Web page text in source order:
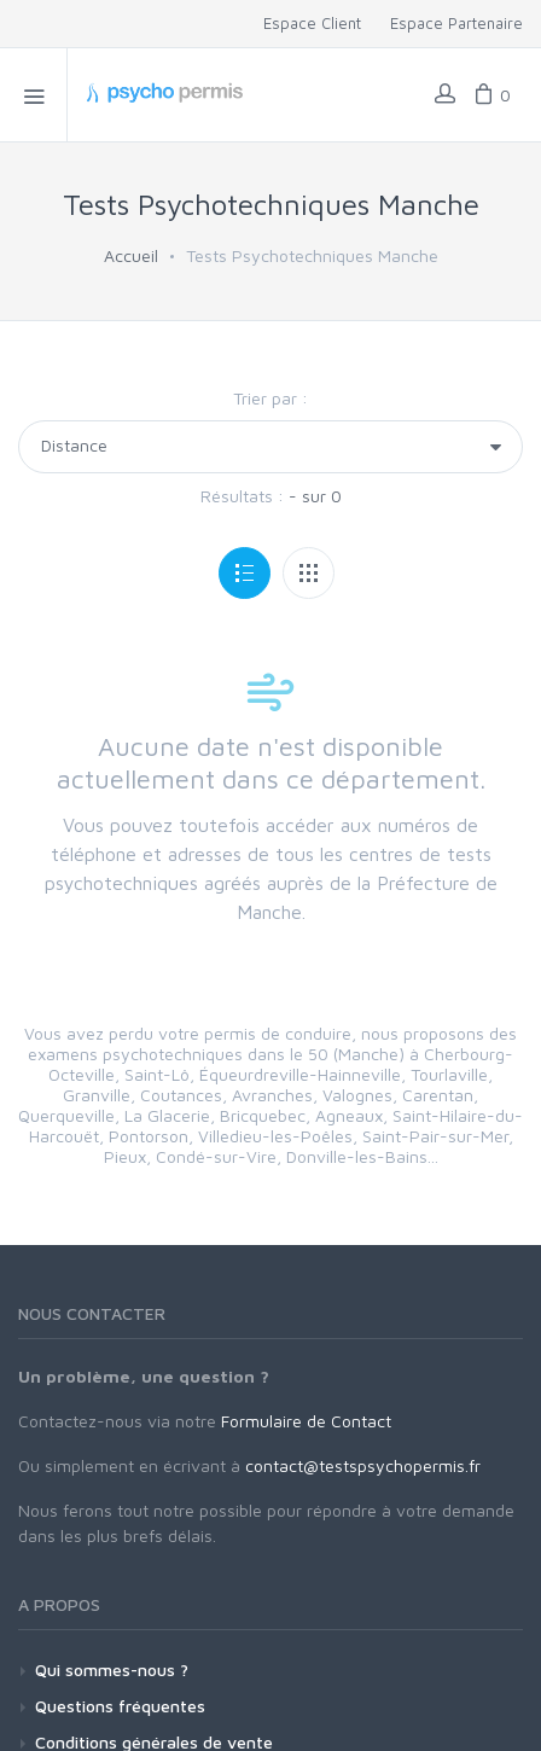
Espace Client Espace Partenaire
0
Tests Psychotechniques Manche
Accueil Tests Psychotechniques Manche
Trier par :
Résultats : - sur 0
Aucune date n'est disponible
actuellement dans ce département.
Vous pouvez toutefois accéder aux numéros de
téléphone et adresses de tous les centres de tests
psychotechniques agréés auprès de la Préfecture de
Manche.
Vous avez perdu votre permis de conduire, nous proposons des
examens psychotechniques dans le 50 (Manche) à Cherbourg-
Octeville, Saint-Lô, Équeurdreville-Hainneville, Tourlaville,
Granville, Coutances, Avranches, Valognes, Carentan,
Querqueville, La Glacerie, Bricquebec, Agneaux, Saint-Hilaire-du-
Harcouët, Pontorson, Villedieu-les-Poêles, Saint-Pair-sur-Mer,
Pieux, Condé-sur-Vire, Donville-les-Bains...
NOUS CONTACTER
Un problème, une question ?
Contactez-nous via notre Formulaire de Contact
Ou simplement en écrivant à contact@testspsychopermis.fr
Nous ferons tout notre possible pour répondre à votre demande
dans les plus brefs délais.
A PROPOS
Qui sommes-nous ?
Questions fréquentes
Conditions générales de vente